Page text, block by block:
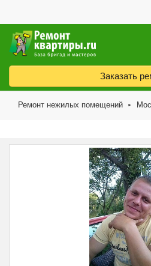
Заказать
Ремонт нежилых помещений ►